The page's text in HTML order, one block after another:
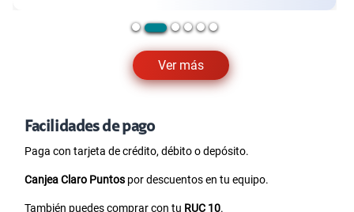
Ver más
Facilidades de pago
Paga con tarjeta de crédito, débito o depósito.
Canjea Claro Puntos por descuentos en tu equipo.
También puedes comprar con tu RUC 10.